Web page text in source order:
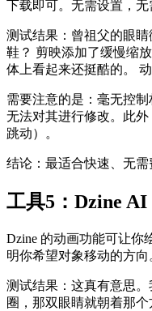
下载即可。无需设置，无
测试结果：曾祖父的眼
鞋？ 剪映添加了缓慢缩
体上看起来还挺酷的。
需要注意的是：毫无控
无法对其进行修改。此
跳动）。
结论：最适合快速、无需
工具5：Dzine AI
Dzine 的动画功能可让
明你希望对象移动的方向
测试结果：这真有意思
圈，那双眼睛就朝着那